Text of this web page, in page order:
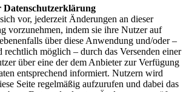
Datenschutzerklärung
vor, jederzeit Änderungen an dieser
vorzunehmen, indem sie ihre Nutzer auf
über diese Anwendung und/oder –
rechtlich möglich – durch das Versenden einer
über eine der dem Anbieter zur Verfügung
entsprechend informiert. Nutzern wird
Seite regelmäßig aufzurufen und dabei das